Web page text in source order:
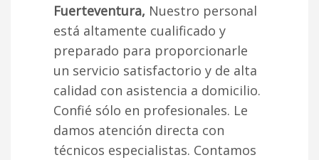
Fuerteventura, Nuestro personal
está altamente cualificado y
preparado para proporcionarle
un servicio satisfactorio y de alta
calidad con asistencia a domicilio.
Confié sólo en profesionales. Le
damos atención directa con
técnicos especialistas. Contamos